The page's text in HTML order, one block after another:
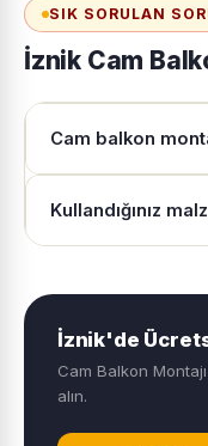
SIK SORULAN
İznik Cam
Cam balkon
Kullandığınız
İznik'de
Cam Balkon
alın.